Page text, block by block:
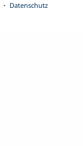
Datenschutz